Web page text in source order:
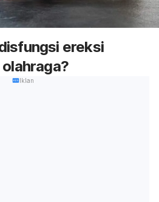
ereksi
Iklan